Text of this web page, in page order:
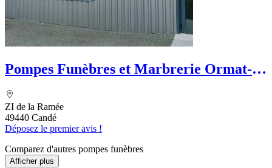
Pompes Funèbres et Marbrerie Ormat-
ZI de la Ramée
49440 Candé
Déposez le premier avis !
Comparez d'autres pompes funèbres
Afficher plus